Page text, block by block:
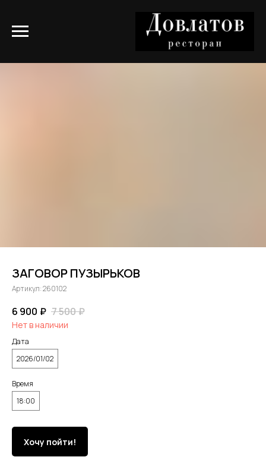
ЗАГОВОР ПУЗЫРЬКОВ
Артикул:260102
6 900 ₽ 7 500₽
Нет в наличии
Дата
2026/01/02
Время
18:00
Хочу пойти!